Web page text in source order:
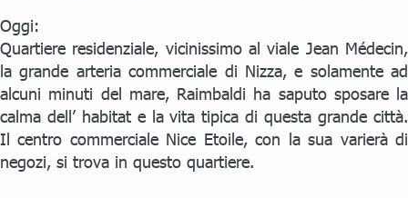
Oggi:
Quartiere residenziale, vicinissimo al viale Jean Médecin,
la grande arteria commerciale di Nizza, e solamente ad
alcuni minuti del mare, Raimbaldi ha saputo sposare la
calma dell’ habitat e la vita tipica di questa grande città.
Il centro commerciale Nice Etoile, con la sua varierà di
negozi, si trova in questo quartiere.